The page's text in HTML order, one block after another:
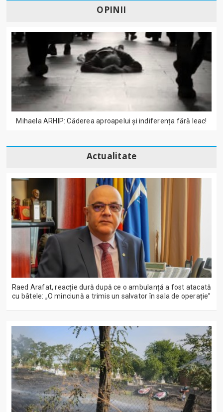
OPINII
Mihaela ARHIP: Căderea aproapelui și indiferența fără leac!
Actualitate
Raed Arafat, reacție dură după ce o ambulanță a fost atacată
cu bâtele: „O minciună a trimis un salvator în sala de operație”